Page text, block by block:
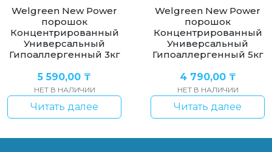
Welgreen New Power
порошок
Концентрированный
Универсальный
Гипоаллергенный 3кг
5 590,00 ₸
НЕТ В НАЛИЧИИ
Читать далее
Welgreen New Power
порошок
Концентрированный
Универсальный
Гипоаллергенный 5кг
4 790,00 ₸
НЕТ В НАЛИЧИИ
Читать далее